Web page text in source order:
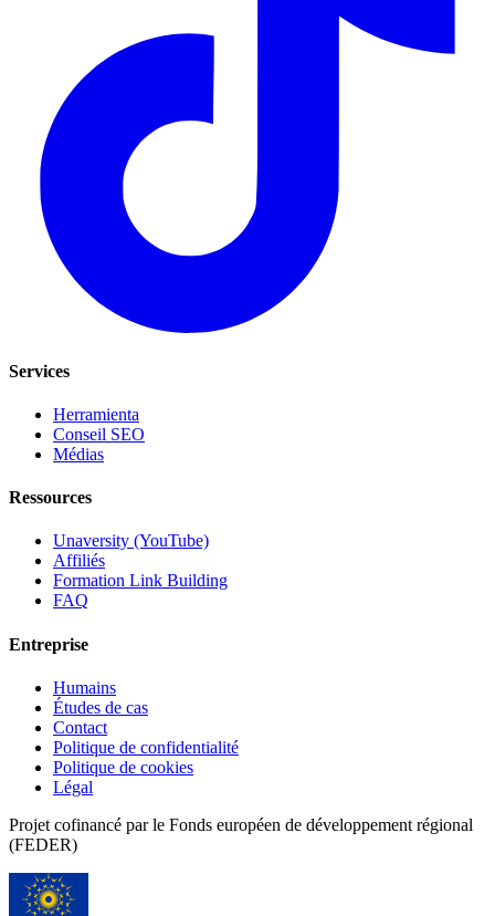
Services
Herramienta
Conseil SEO
Médias
Ressources
Unaversity (YouTube)
Affiliés
Formation Link Building
FAQ
Entreprise
Humains
Études de cas
Contact
Politique de confidentialité
Politique de cookies
Légal
Projet cofinancé par le Fonds européen de développement régional
(FEDER)